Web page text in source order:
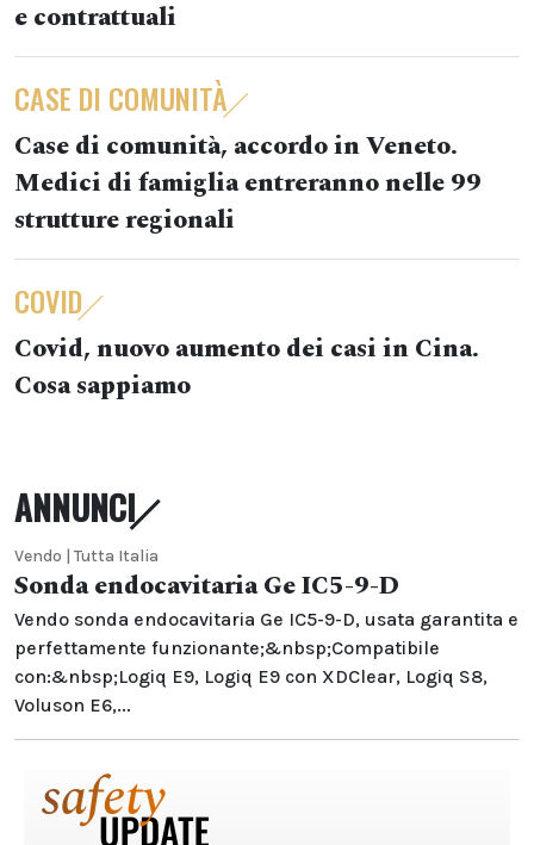
e contrattuali
CASE DI COMUNITÀ
Case di comunità, accordo in Veneto.
Medici di famiglia entreranno nelle 99
strutture regionali
COVID
Covid, nuovo aumento dei casi in Cina.
Cosa sappiamo
ANNUNCI
Vendo | Tutta Italia
Sonda endocavitaria Ge IC5-9-D
Vendo sonda endocavitaria Ge IC5-9-D, usata garantita e
perfettamente funzionante;&nbsp;Compatibile
con:&nbsp;Logiq E9, Logiq E9 con XDClear, Logiq S8,
Voluson E6,...